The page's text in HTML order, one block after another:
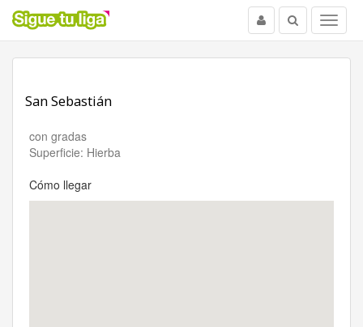
Menu
Buscar
Usuario
San Sebastián
con gradas
Superficie: Hierba
Cómo llegar